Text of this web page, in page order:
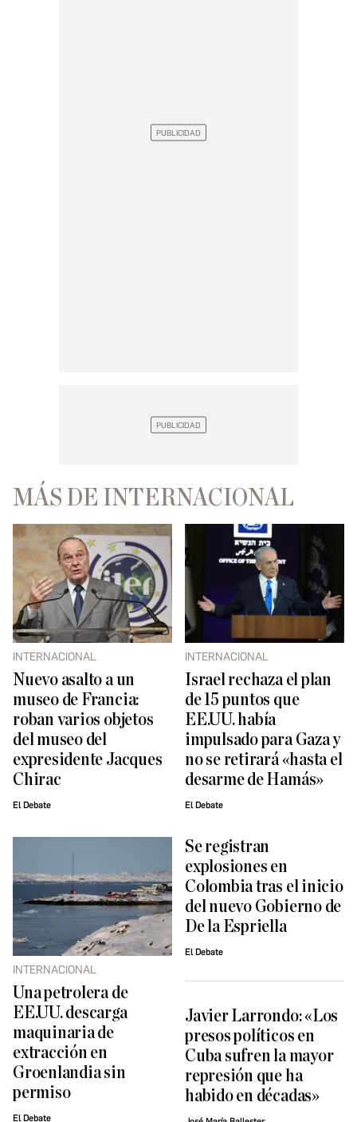
MÁS DE INTERNACIONAL
INTERNACIONAL
Nuevo asalto a un
museo de Francia:
roban varios objetos
del museo del
expresidente Jacques
Chirac
El Debate
INTERNACIONAL
Israel rechaza el plan
de 15 puntos que
EE.UU. había
impulsado para Gaza y
no se retirará «hasta el
desarme de Hamás»
El Debate
INTERNACIONAL
Una petrolera de
EE.UU. descarga
maquinaria de
extracción en
Groenlandia sin
permiso
El Debate
Se registran
explosiones en
Colombia tras el inicio
del nuevo Gobierno de
De la Espriella
El Debate
Javier Larrondo: «Los
presos políticos en
Cuba sufren la mayor
represión que ha
habido en décadas»